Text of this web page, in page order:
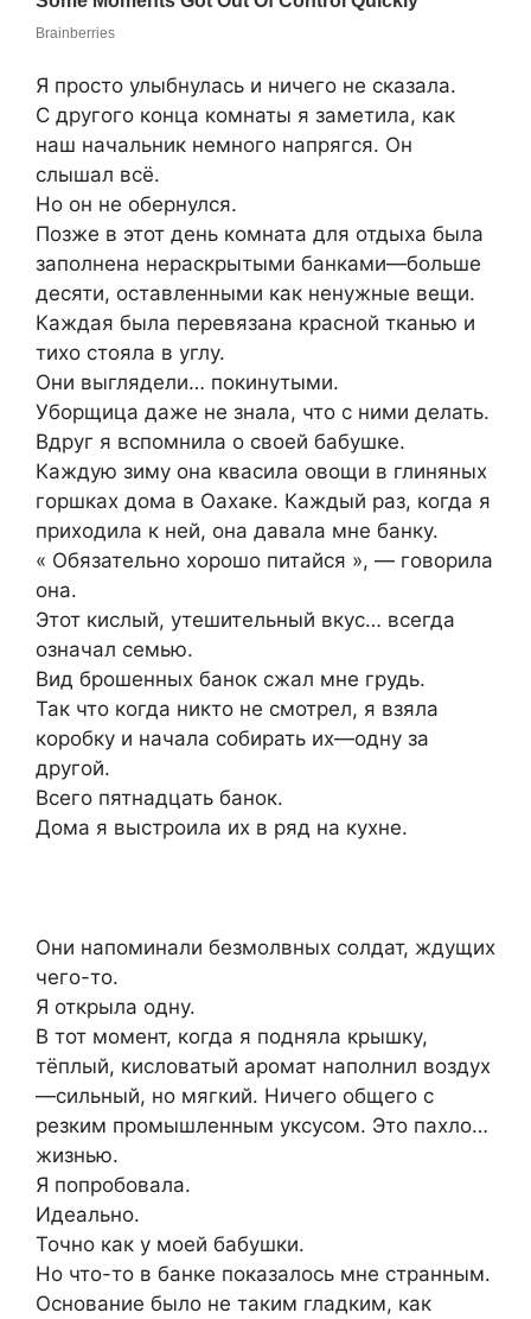
Я просто улыбнулась и ничего не сказала.
С другого конца комнаты я заметила, как
наш начальник немного напрягся. Он
слышал всё.
Но он не обернулся.
Позже в этот день комната для отдыха была
заполнена нераскрытыми банками—больше
десяти, оставленными как ненужные вещи.
Каждая была перевязана красной тканью и
тихо стояла в углу.
Они выглядели… покинутыми.
Уборщица даже не знала, что с ними делать.
Вдруг я вспомнила о своей бабушке.
Каждую зиму она квасила овощи в глиняных
горшках дома в Оахаке. Каждый раз, когда я
приходила к ней, она давала мне банку.
« Обязательно хорошо питайся », — говорила
она.
Этот кислый, утешительный вкус… всегда
означал семью.
Вид брошенных банок сжал мне грудь.
Так что когда никто не смотрел, я взяла
коробку и начала собирать их—одну за
другой.
Всего пятнадцать банок.
Дома я выстроила их в ряд на кухне.
Они напоминали безмолвных солдат, ждущих
чего-то.
Я открыла одну.
В тот момент, когда я подняла крышку,
тёплый, кисловатый аромат наполнил воздух
—сильный, но мягкий. Ничего общего с
резким промышленным уксусом. Это пахло…
жизнью.
Я попробовала.
Идеально.
Точно как у моей бабушки.
Но что-то в банке показалось мне странным.
Основание было не таким гладким, как